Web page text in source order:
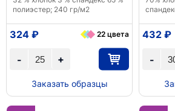
полиэстер; 240 гр/м2
+
-
324 ₽ 22 цвета
Заказать образцы
-
432 ₽